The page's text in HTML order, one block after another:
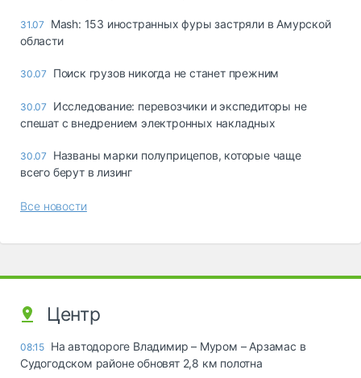
31.07
Mash: 153 иностранных фуры застряли в Амурской
области
30.07 Поиск грузов никогда не станет прежним
30.07
Исследование: перевозчики и экспедиторы не
спешат с внедрением электронных накладных
30.07
Названы марки полуприцепов, которые чаще
всего берут в лизинг
Все новости
Центр
08:15 На автодороге Владимир – Муром – Арзамас в
Судогодском районе обновят 2,8 км полотна